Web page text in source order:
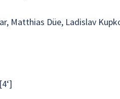
Matthias Düe, Ladislav